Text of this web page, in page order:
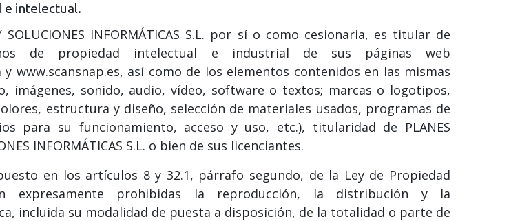
e intelectual.
Y SOLUCIONES INFORMÁTICAS S.L. por sí o como cesionaria, es titular de
de propiedad intelectual e industrial de sus páginas web
y www.scansnap.es, así como de los elementos contenidos en las mismas
imágenes, sonido, audio, vídeo, software o textos; marcas o logotipos,
estructura y diseño, selección de materiales usados, programas de
para su funcionamiento, acceso y uso, etc.), titularidad de PLANES
INFORMÁTICAS S.L. o bien de sus licenciantes.
en los artículos 8 y 32.1, párrafo segundo, de la Ley de Propiedad
expresamente prohibidas la reproducción, la distribución y la
incluida su modalidad de puesta a disposición, de la totalidad o parte de